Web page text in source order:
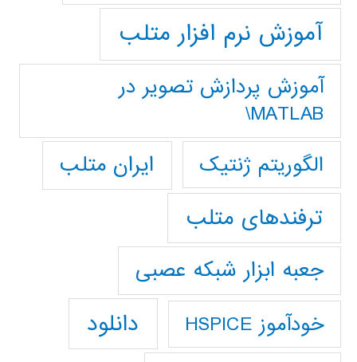
آموزش نرم افزار متلب
آموزش پردازش تصوير در
MATLAB\
الگوریتم ژنتیک
ایران متلب
ترفندهای متلب
جعبه ابزار شبکه عصبی
خودآموز HSPICE دانلود